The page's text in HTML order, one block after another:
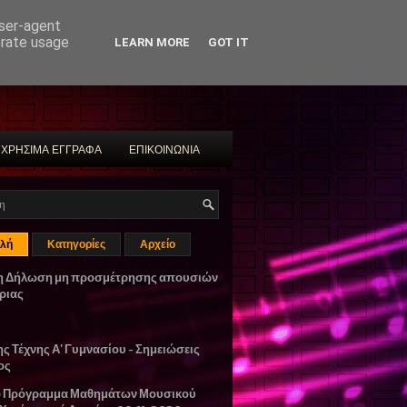
ΧΡΗΣΙΜΑ ΕΓΓΡΑΦΑ ΕΠΙΚΟΙΝΩΝΙΑ
Κατηγορίες Αρχείο
Δήλωση μη προσμέτρησης απουσιών
Τέχνης Α' Γυμνασίου - Σημειώσεις
Πρόγραμμα Μαθημάτων Μουσικού
agent
usage
LEARN MORE GOT IT